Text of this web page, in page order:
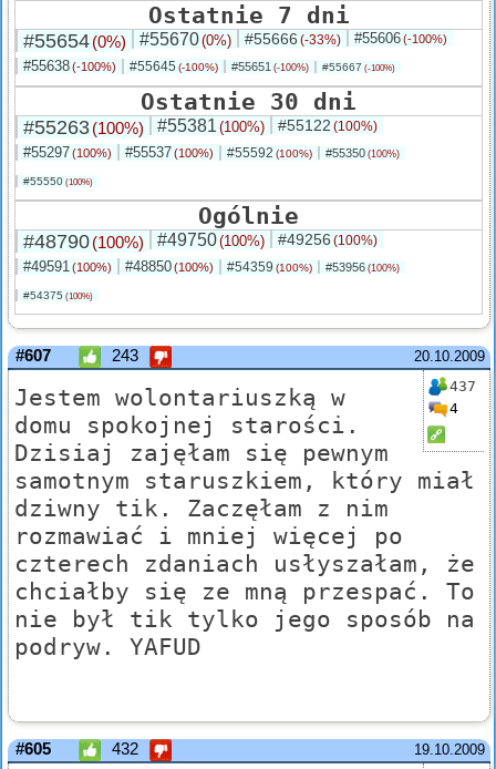
Ostatnie 7 dni
#55654(0%) #55670(0%) #55666 (-33%) #55606(-100%)
#55638(-100%) #55645 (-100%) #55651 (-100%) #55667 (-100%)
Ostatnie 30 dni
#55263(100%) #55381 (100%) #55122 (100%)
#55297(100%) #55537(100%) #55592 (100%) #55350 (100%)
#55550 (100%)
Ogólnie
#48790(100%) #49750(100%) #49256 (100%)
#49591(100%) #48850(100%) #54359 (100%) #53956 (100%)
#54375 (100%)
20.10.2009
#607 243
437
4
Jestem wolontariuszką w
domu spokojnej starości.
Dzisiaj zajęłam się pewnym
samotnym staruszkiem, który miał
dziwny tik. Zaczęłam z nim
rozmawiać i mniej więcej po
czterech zdaniach usłyszałam, że
chciałby się ze mną przespać. To
nie był tik tylko jego sposób na
podryw. YAFUD
19.10.2009
#605 432